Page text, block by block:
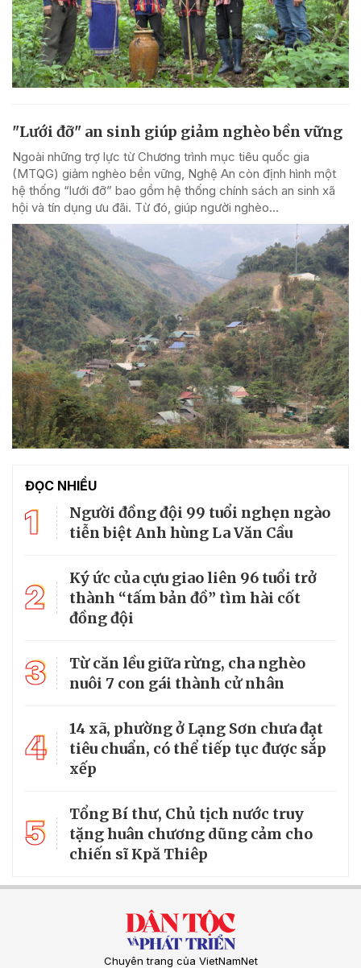
"Lưới đỡ" an sinh giúp giảm nghèo bền vững
Ngoài những trợ lực từ Chương trình mục tiêu quốc gia
(MTQG) giảm nghèo bền vững, Nghệ An còn định hình một
hệ thống “lưới đỡ” bao gồm hệ thống chính sách an sinh xã
hội và tín dụng ưu đãi. Từ đó, giúp người nghèo...
ĐỌC NHIỀU
1
Người đồng đội 99 tuổi nghẹn ngào
tiễn biệt Anh hùng La Văn Cầu
2
Ký ức của cựu giao liên 96 tuổi trở
thành “tấm bản đồ” tìm hài cốt
đồng đội
3
Từ căn lều giữa rừng, cha nghèo
nuôi 7 con gái thành cử nhân
4
14 xã, phường ở Lạng Sơn chưa đạt
tiêu chuẩn, có thể tiếp tục được sắp
xếp
5
Tổng Bí thư, Chủ tịch nước truy
tặng huân chương dũng cảm cho
chiến sĩ Kpă Thiêp
Chuyên trang của VietNamNet